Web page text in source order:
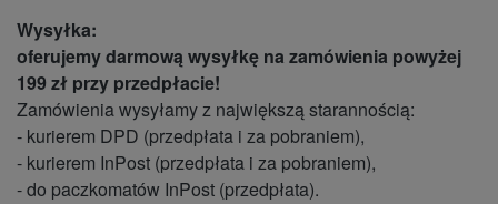
Wysyłka:
oferujemy darmową wysyłkę na zamówienia powyżej
199 zł przy przedpłacie!
Zamówienia wysyłamy z największą starannością:
- kurierem DPD (przedpłata i za pobraniem),
- kurierem InPost (przedpłata i za pobraniem),
- do paczkomatów InPost (przedpłata).